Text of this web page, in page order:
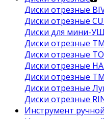
Диски отрезные
Диски отрезные
Диски для мини-
Диски отрезные ТМ
Диски отрезные
Диски отрезные
Диски отрезные ТМ
Диски отрезные
Диски отрезные
Инструмент ручной